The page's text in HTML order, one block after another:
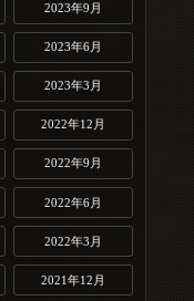
2023年9月
2023年6月
2023年3月
2022年12月
2022年9月
2022年6月
2022年3月
2021年12月